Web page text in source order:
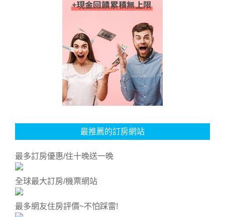
最推薦的訂房網站
最多訂房優惠/住十晚送一晚
全球最大訂房/機票網站
最多網友住房評價~不怕踩雷!